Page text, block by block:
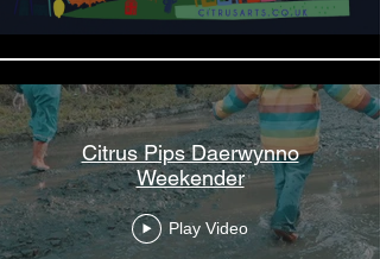
Citrus Pips Daerwynno
Weekender
Play Video